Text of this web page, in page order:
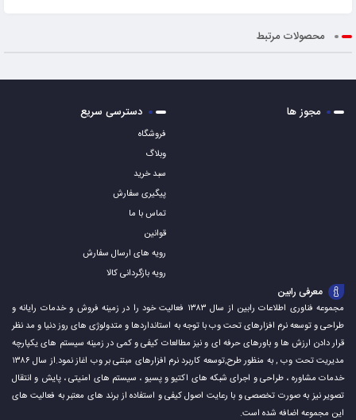
محصولات مرتبط
مجوز ها دسترسی سریع
فروشگاه
وبلاگ
سبد خرید
پیگیری سفارش
تماس با ما
قوانین
رویه های ارسال سفارش
رویه بازگردانی کالا
معرفی رابین
مجموعه فناوری اطلاعات رابین از سال ۱۳۸۳ فعالیت خود را در زمینه فروش و خدمات رایانه و
طراحی و توسعه نرم افزارهای تحت وب با توجه به استانداردها و متدولوژی های روز دنیا و مد نظر
قرار دادن ارزش ها و باورهای حرفه ای و نیز مطالعات کیفی و کمی در زمینه سیستم های یکپارچه
مدیریت تحت وب , به منظور طرح,توسعه کاربرد نرم افزارهای مبتنی بر وب اغاز نمود.از سال ۱۳۸۶
خدمات مشاوره ، طراحی و اجرای شبکه های اکتیو و پسیو ، سیستم های امنیتی ، پایش و انتقال
تصویر نیز به صورت تخصصی و با رعایت اصول کیفی و استفاده از برند های معتبر به فعالیت های
این مجموعه اضافه شده است.